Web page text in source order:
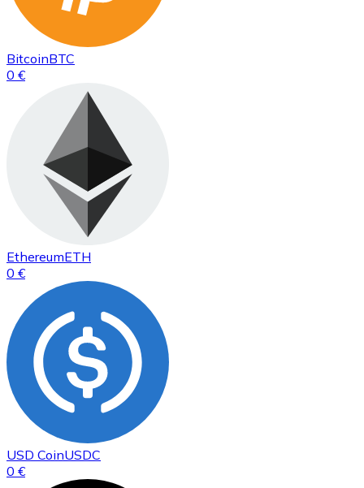
BitcoinBTC
0 €
EthereumETH
0 €
USD CoinUSDC
0 €